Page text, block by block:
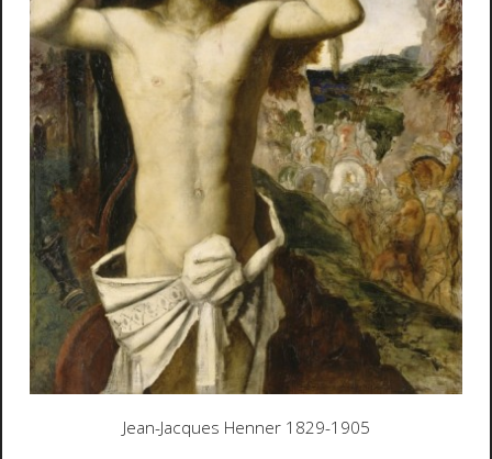
Jean-Jacques Henner 1829-1905